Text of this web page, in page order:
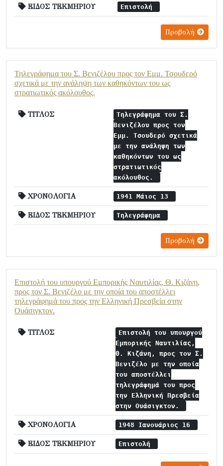
ΕΙΔΟΣ ΤΕΚΜΗΡΙΟΥ Επιστολή
Προβολή
Τηλεγράφημα του Σ. Βενιζέλου προς τον Εμμ. Τσουδερό
σχετικά με την ανάληψη των καθηκόντων του ως
στρατιωτικός ακόλουθος.
ΤΙΤΛΟΣ
Τηλεγράφημα του Σ.
Βενιζέλου προς τον
Εμμ. Τσουδερό σχετικά
με την ανάληψη των
καθηκόντων του ως
στρατιωτικός
ακόλουθος.
ΧΡΟΝΟΛΟΓΙΑ 1941 Μάιος 13
ΕΙΔΟΣ ΤΕΚΜΗΡΙΟΥ Τηλεγράφημα
Προβολή
Επιστολή του υπουργού Εμπορικής Ναυτιλίας, Θ. Κιζάνη,
προς τον Σ. Βενιζέλο με την οποία του αποστέλλει
τηλεγράφημά του προς την Ελληνική Πρεσβεία στην
Ουάσιγκτον.
ΤΙΤΛΟΣ
Επιστολή του υπουργού
Εμπορικής Ναυτιλίας,
Θ. Κιζάνη, προς τον Σ.
Βενιζέλο με την οποία
του αποστέλλει
τηλεγράφημά του προς
την Ελληνική Πρεσβεία
στην Ουάσιγκτον.
ΧΡΟΝΟΛΟΓΙΑ 1948 Ιανουάριος 16
ΕΙΔΟΣ ΤΕΚΜΗΡΙΟΥ Επιστολή